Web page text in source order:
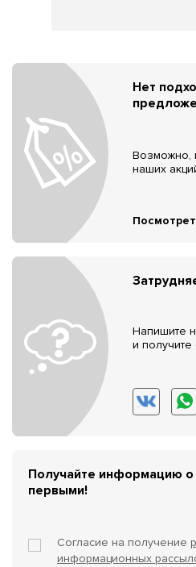
Нет
Возможно,
наших
Напишите
и получите
Получайте информацию о
первыми!
Согласие на получение
информационных